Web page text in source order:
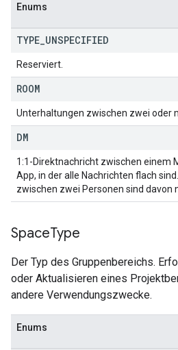
Enums
TYPE UNSPECIFIED
Reserviert.
ROOM
Unterhaltungen zwischen zwei oder
DM
1:1-Direktnachricht zwischen einem
App, in der alle Nachrichten flach
zwischen zwei Personen sind davon
SpaceType
Der Typ des Gruppenbereichs.
oder Aktualisieren eines
andere Verwendungszwecke.
Enums